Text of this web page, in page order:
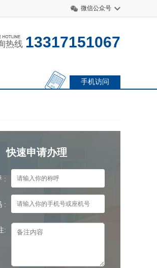
微信公众号
热线 13317151067
手机访问
快速申请办理
:
:
: